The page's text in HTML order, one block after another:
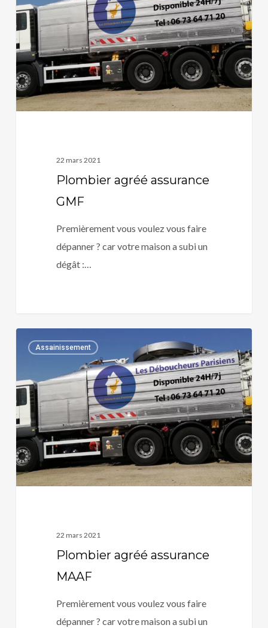
GMF
22 mars 2021
Plombier agréé assurance
GMF
Premièrement vous voulez vous faire
dépanner ? car votre maison a subi un
dégât :…
agréé
MAAF
Assainissement
22 mars 2021
Plombier agréé assurance
MAAF
Premièrement vous voulez vous faire
dépanner ? car votre maison a subi un
0